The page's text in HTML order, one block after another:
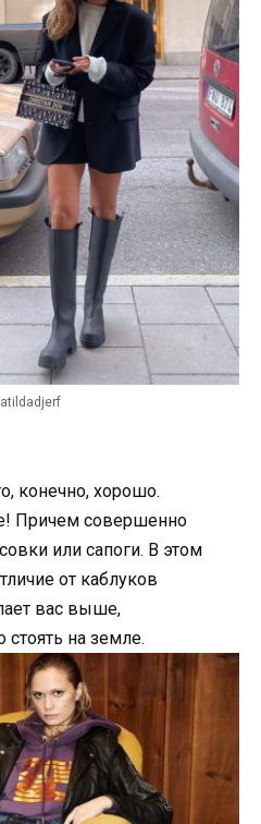
конечно, хорошо.
Причем совершенно
или сапоги. В этом
от каблуков
вас выше,
стоять на земле.